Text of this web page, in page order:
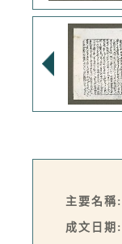
主要名稱:
成文日期: